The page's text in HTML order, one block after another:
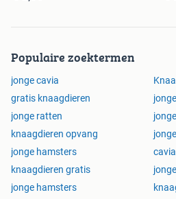
Populaire zoektermen
jonge cavia
gratis knaagdieren
jonge ratten
knaagdieren opvang
jonge hamsters
knaagdieren gratis
jonge hamsters